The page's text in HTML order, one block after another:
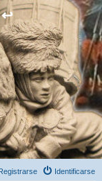
↩
Identificarse